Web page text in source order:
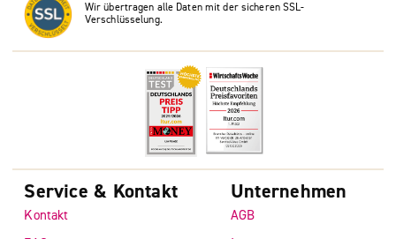
Wir übertragen alle Daten mit der sicheren SSL-
Verschlüsselung.
Service & Kontakt
Kontakt
Unternehmen
AGB